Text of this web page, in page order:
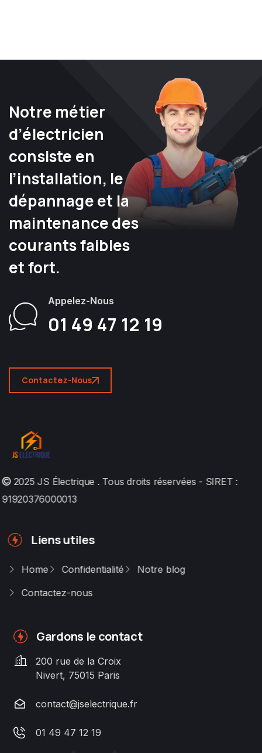
Notre métier
d’électricien
consiste en
l’installation, le
dépannage et la
maintenance des
courants faibles
et fort.
Appelez-Nous
01 49 47 12 19
Contactez-Nous
2025JS Électrique . Tous droits réservées - SIRET :
91920376000013
Liens utiles
Home Confidentialité
Notre blog
Contactez-nous
Gardons le contact
200 rue de la Croix
Nivert, 75015 Paris
contact@jselectrique.fr
01 49 47 12 19